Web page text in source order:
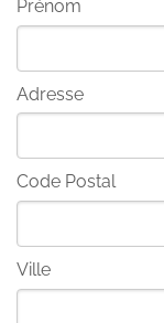
Prénom
Adresse
Code Postal
Ville